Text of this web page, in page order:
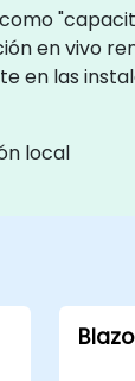
en vivo
en las
local